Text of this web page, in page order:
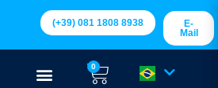
(+39) 081 1808 8938
E-
Mail
0